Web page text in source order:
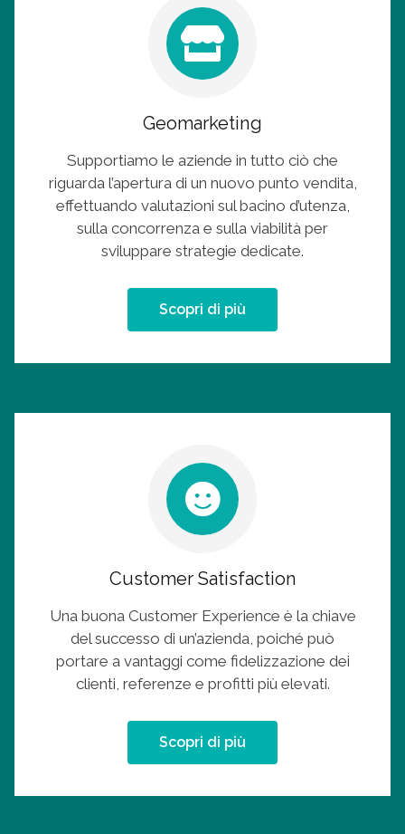
Geomarketing
Supportiamo le aziende in tutto ciò che
riguarda l’apertura di un nuovo punto vendita,
effettuando valutazioni sul bacino d’utenza,
sulla concorrenza e sulla viabilità per
sviluppare strategie dedicate.
Scopri di più
Customer Satisfaction
Una buona Customer Experience è la chiave
del successo di un’azienda, poiché può
portare a vantaggi come fidelizzazione dei
clienti, referenze e profitti più elevati.
Scopri di più